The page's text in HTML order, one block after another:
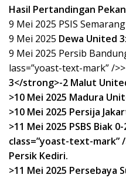
Hasil Pertandingan
9 Mei 2025 PSIS
9 Mei 2025 Dewa United 3
9 Mei 2025 Persib
lass=”yoast-text-mark” /
3</strong>-2 Malut
>10 Mei 2025 Madura
>10 Mei 2025 Persija J
>11 Mei 2025 PSBS Biak 0-
class=”yoast-text-mark” /
Persik Kediri.
>11 Mei 2025 Persebaya